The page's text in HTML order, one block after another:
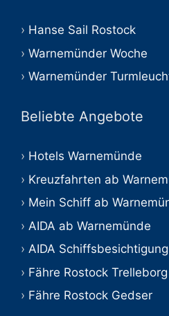
Hanse Sail Rostock
Warnemünder Woche
Warnemünder
Beliebte Angebote
Hotels Warnemünde
Kreuzfahrten ab
Mein Schiff ab
AIDA ab Warnemünde
AIDA Schiffsbesichtigung
Fähre Rostock Trelleborg
Fähre Rostock Gedser